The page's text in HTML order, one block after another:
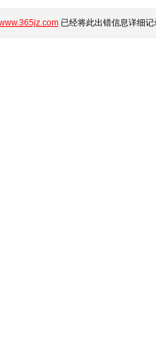
已经将此出错信息详细记